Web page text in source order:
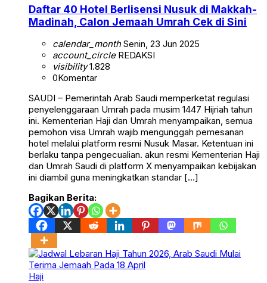
Daftar 40 Hotel Berlisensi Nusuk di Makkah-
Madinah, Calon Jemaah Umrah Cek di Sini
calendar_monthSenin, 23 Jun 2025
account_circleREDAKSI
visibility1.828
0Komentar
SAUDI – Pemerintah Arab Saudi memperketat regulasi
penyelenggaraan Umrah pada musim 1447 Hijriah tahun
ini. Kementerian Haji dan Umrah menyampaikan, semua
pemohon visa Umrah wajib mengunggah pemesanan
hotel melalui platform resmi Nusuk Masar. Ketentuan ini
berlaku tanpa pengecualian. akun resmi Kementerian Haji
dan Umrah Saudi di platform X menyampaikan kebijakan
ini diambil guna meningkatkan standar […]
Bagikan Berita:
Haji